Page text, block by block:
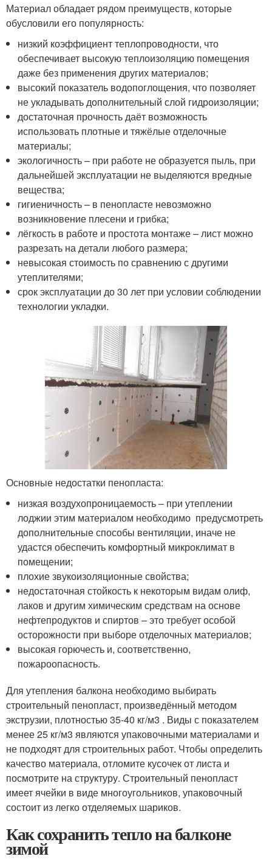
Материал обладает рядом преимуществ, которые
обусловили его популярность:
низкий коэффициент теплопроводности, что
обеспечивает высокую теплоизоляцию помещения
даже без применения других материалов;
высокий показатель водопоглощения, что позволяет
не укладывать дополнительный слой гидроизоляции;
достаточная прочность даёт возможность
использовать плотные и тяжёлые отделочные
материалы;
экологичность – при работе не образуется пыль, при
дальнейшей эксплуатации не выделяются вредные
вещества;
гигиеничность – в пенопласте невозможно
возникновение плесени и грибка;
лёгкость в работе и простота монтаже – лист можно
разрезать на детали любого размера;
невысокая стоимость по сравнению с другими
утеплителями;
срок эксплуатации до 30 лет при условии соблюдении
технологии укладки.
Основные недостатки пенопласта:
низкая воздухопроницаемость – при утеплении
лоджии этим материалом необходимо предусмотреть
дополнительные способы вентиляции, иначе не
удастся обеспечить комфортный микроклимат в
помещении;
плохие звукоизоляционные свойства;
недостаточная стойкость к некоторым видам олиф,
лаков и другим химическим средствам на основе
нефтепродуктов и спиртов – это требует особой
осторожности при выборе отделочных материалов;
высокая горючесть и, соответственно,
пожароопасность.
Для утепления балкона необходимо выбирать
строительный пенопласт, произведённый методом
экструзии, плотностью 35-40 кг/м3 . Виды с показателем
менее 25 кг/м3 являются упаковочными материалами и
не подходят для строительных работ. Чтобы определить
качество материала, отломите кусочек от листа и
посмотрите на структуру. Строительный пенопласт
имеет ячейки в виде многоугольников, упаковочный
состоит из легко отделяемых шариков.
Как сохранить тепло на балконе
зимой